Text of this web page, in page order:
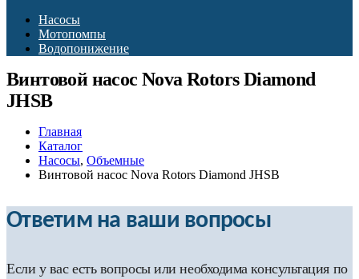
Насосы
Мотопомпы
Водопонижение
Винтовой насос Nova Rotors Diamond
JHSB
Главная
Каталог
Насосы, Объемные
Винтовой насос Nova Rotors Diamond JHSB
Ответим на ваши вопросы
Если у вас есть вопросы или необходима консультация по